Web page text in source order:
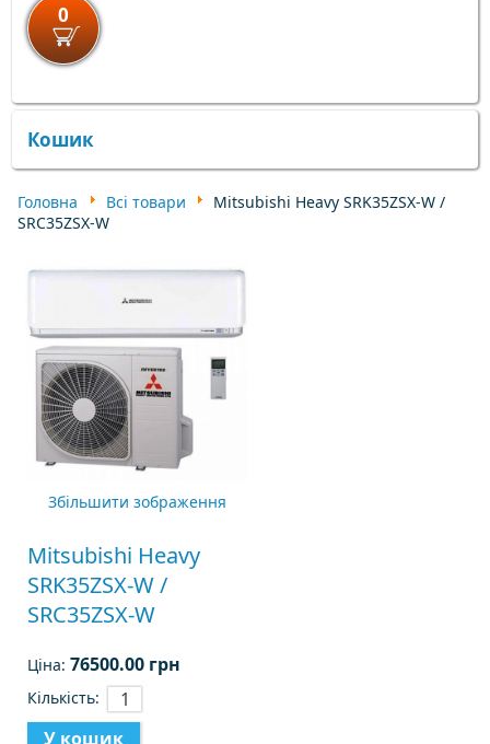
0
×
×
Кошик
Головна Всі товари
Mitsubishi Heavy SRK35ZSX-W /
SRC35ZSX-W
Збільшити зображення
Mitsubishi Heavy
SRK35ZSX-W /
SRC35ZSX-W
Ціна:76500.00 грн
Кількість: